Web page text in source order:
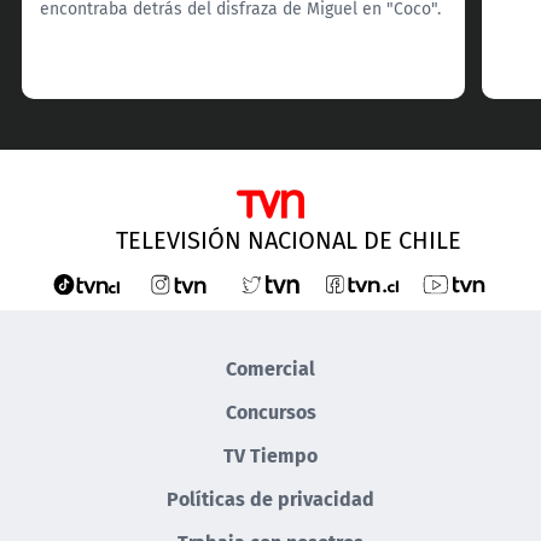
encontraba detrás del disfraza de Miguel en "Coco".
TELEVISIÓN NACIONAL DE CHILE
Comercial
Concursos
TV Tiempo
Políticas de privacidad